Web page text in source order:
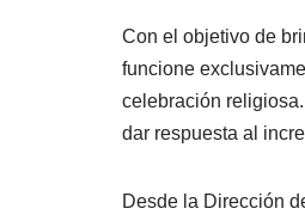
Con el objetivo de
funcione
celebración
dar respuesta al
Desde la Dirección